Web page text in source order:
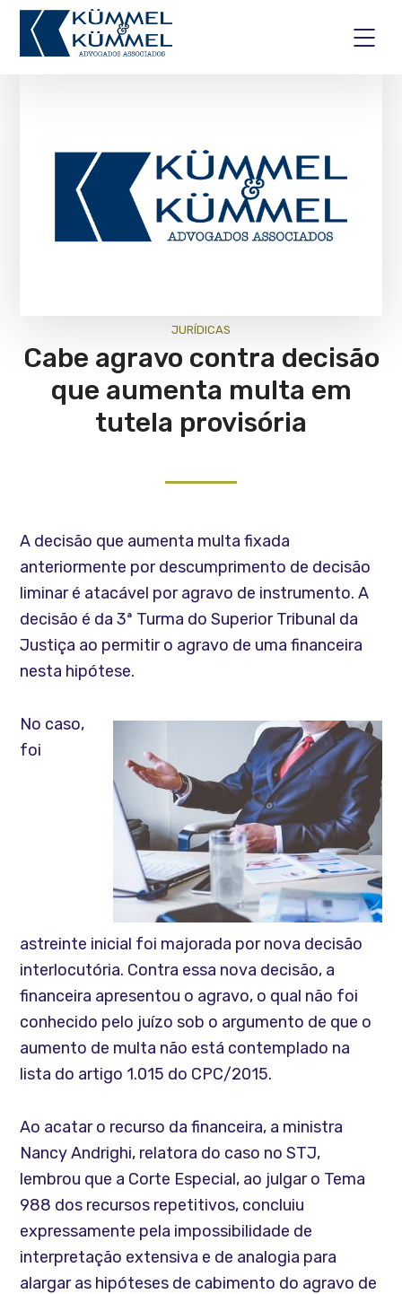
JURÍ­DICAS
Cabe agravo contra decisão
que aumenta multa em
tutela provisória
A decisão que aumenta multa fixada
anteriormente por descumprimento de decisão
liminar é atacável por agravo de instrumento. A
decisão é da 3ª Turma do Superior Tribunal da
Justiça ao permitir o agravo de uma financeira
nesta hipótese.
No caso,
foi
astreinte inicial foi majorada por nova decisão
interlocutória. Contra essa nova decisão, a
financeira apresentou o agravo, o qual não foi
conhecido pelo juízo sob o argumento de que o
aumento de multa não está contemplado na
lista do artigo 1.015 do CPC/2015.
Ao acatar o recurso da financeira, a ministra
Nancy Andrighi, relatora do caso no STJ,
lembrou que a Corte Especial, ao julgar o Tema
988 dos recursos repetitivos, concluiu
expressamente pela impossibilidade de
interpretação extensiva e de analogia para
alargar as hipóteses de cabimento do agravo de